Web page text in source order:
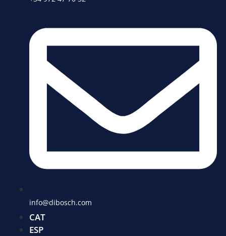
info@dibosch.com
CAT
ESP